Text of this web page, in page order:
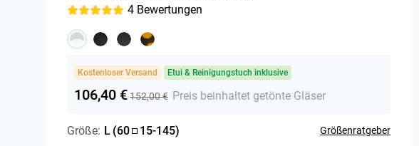
4 Bewertungen
Kostenloser Versand Etui & Reinigungstuch inklusive
106,40 €152,00 € Preis beinhaltet getönte Gläser
Größe: L (60 15-145) Größenratgeber